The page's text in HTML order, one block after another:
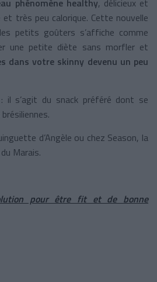
et très peu calorique. Cette nouvelle
petits goûters s’affiche comme
une petite diète sans morfler et
dans votre skinny devenu un peu
il s’agit du snack préféré dont se
d’Angèle ou chez Season, la
Marais.
pour être fit et de bonne